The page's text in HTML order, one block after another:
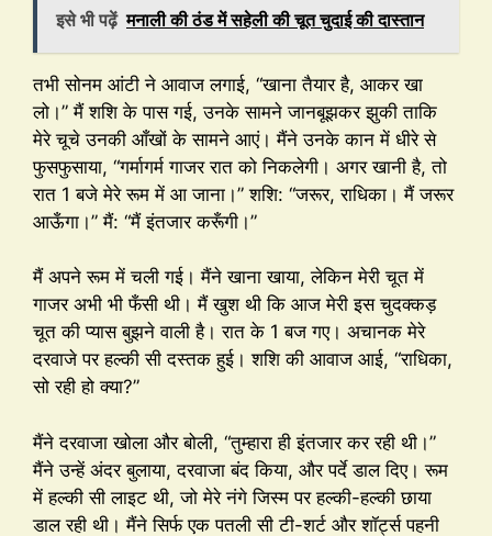
इसे भी पढ़ें मनाली की ठंड में सहेली की चूत चुदाई की दास्तान
तभी सोनम आंटी ने आवाज लगाई, “खाना तैयार है, आकर खा
लो।” मैं शशि के पास गई, उनके सामने जानबूझकर झुकी ताकि
मेरे चूचे उनकी आँखों के सामने आएं। मैंने उनके कान में धीरे से
फुसफुसाया, “गर्मागर्म गाजर रात को निकलेगी। अगर खानी है, तो
रात 1 बजे मेरे रूम में आ जाना।” शशि: “जरूर, राधिका। मैं जरूर
आऊँगा।” मैं: “मैं इंतजार करूँगी।”
मैं अपने रूम में चली गई। मैंने खाना खाया, लेकिन मेरी चूत में
गाजर अभी भी फँसी थी। मैं खुश थी कि आज मेरी इस चुदक्कड़
चूत की प्यास बुझने वाली है। रात के 1 बज गए। अचानक मेरे
दरवाजे पर हल्की सी दस्तक हुई। शशि की आवाज आई, “राधिका,
सो रही हो क्या?”
मैंने दरवाजा खोला और बोली, “तुम्हारा ही इंतजार कर रही थी।”
मैंने उन्हें अंदर बुलाया, दरवाजा बंद किया, और पर्दे डाल दिए। रूम
में हल्की सी लाइट थी, जो मेरे नंगे जिस्म पर हल्की-हल्की छाया
डाल रही थी। मैंने सिर्फ एक पतली सी टी-शर्ट और शॉर्ट्स पहनी